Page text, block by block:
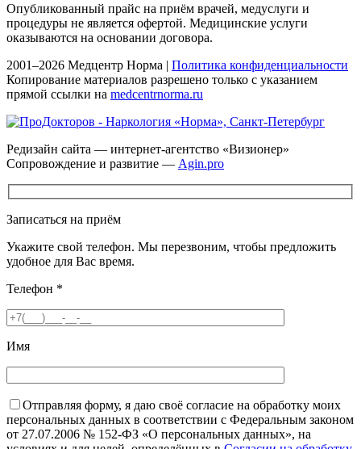
Опубликованный прайс на приём врачей, медуслуги и
процедуры не является офертой. Медицинские услуги
оказываются на основании договора.
2001–2026 Медцентр Норма | Политика конфиденциальности
Копирование материалов разрешено только с указанием
прямой ссылки на medcentrnorma.ru
Редизайн сайта — интернет-агентство «Визионер»
Сопровождение и развитие — Agin.pro
Записаться на приём
Укажите свой телефон. Мы перезвоним, чтобы предложить
удобное для Вас время.
Телефон *
Имя
Отправляя форму, я даю своё согласие на обработку моих
персональных данных в соответствии с Федеральным законом
от 27.07.2006 № 152-ФЗ «О персональных данных», на